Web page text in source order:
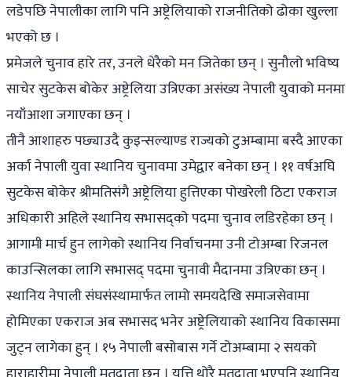
लडेपछि नेपालीका लागि पनि अष्ट्रेलियाको राजनीतिको ढोका खुल्ला
भएको छ ।
प्रमेजले चुनाव हारे तर, उनले धेरैको मन जितेका छन् । सुनौलो भविष्य
साचेर सुटकेस बोकेर अष्ट्रेलिया उत्रिएका असंख्य नेपाली युवाको मनमा
नयाँआशा जगाएका छन् ।
तीनै आशाहरु पछ्याउदै कुइन्सल्याण्ड राज्यको टुअम्बामा बस्दै आएका
अर्का नेपाली युवा स्थानिय चुनावमा उमेद्वार बनेका छन् । ११ वर्षअघि
सुटकेस बोकेर श्रीमतिसंगै अष्ट्रेलिया हुत्तिएका पोखरेली ठिटा एकराज
अधिकारी अहिले स्थानिय सभासद्को पदमा चुनाव लडिरहेका छन् ।
आगामी मार्च हुन लागेको स्थानिय निर्वाचनमा उनी टोअम्बा रिजनल
काउन्सिलका लागि सभासद् पदमा चुनावी मैदानमा उत्रिएका छन् ।
स्थानिय नेपाली संघसंस्थामार्फत लामो समयदेखि समाजसेवामा
होमिएका एकराज अब सभासद भनेर अष्ट्रेलियाको स्थानिय विकासमा
जुट्न लागेका हुन् । १५ नेपाली बसोबास गर्ने टोअम्बामा २ सयको